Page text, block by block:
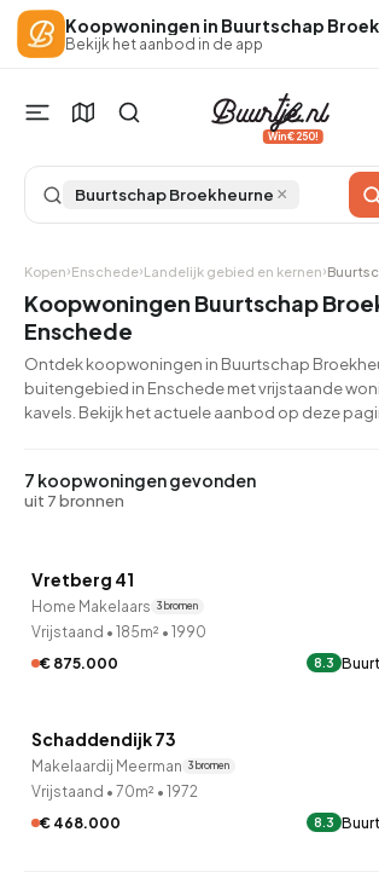
Bekijk het aanbod in de app
Win €250!
Buurtschap Broekheurne ×
Kopen Enschede Landelijk gebied en kernen
Koopwoningen Buurtschap
Enschede
Ontdek koopwoningen in Buurtschap
buitengebied in Enschede met vrijstaande
kavels. Bekijk het actuele aanbod op deze
7 koopwoningen gevonden
uit 7 bronnen
Vretberg 41
Home Makelaars 3 bronnen
Vrijstaand • 185m² • 1990
€ 875.000
8.3
Schaddendijk 73
Makelaardij Meerman 3 bronnen
Vrijstaand • 70m² • 1972
€ 468.000
8.3